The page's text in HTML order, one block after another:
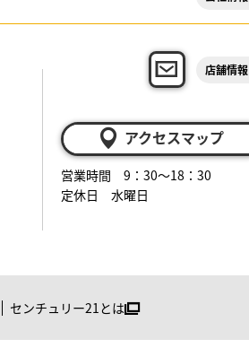
店舗情報
アクセスマップ
営業時間 9：30～18：30
定休日 水曜日
センチュリー21とは